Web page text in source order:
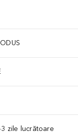
zile lucrătoare